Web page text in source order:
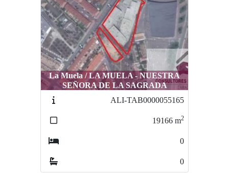
La Muela / LA MUELA - NUESTRA
SEÑORA DE LA SAGRADA
ALI-TAB0000055165
19166 m2
0
0